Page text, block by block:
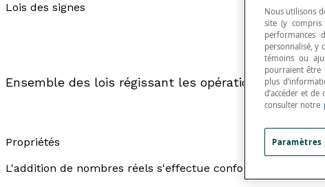
Lois des signes
Ensemble des lois régissant les opérations de base
Propriétés
L'addition de nombres réels s'effectue conformément aux
Nous utilisons
site (y compris
performances
personnalisé, y
témoins ou
pourraient être
plus
d’accéder et
consulter notre
Paramètres